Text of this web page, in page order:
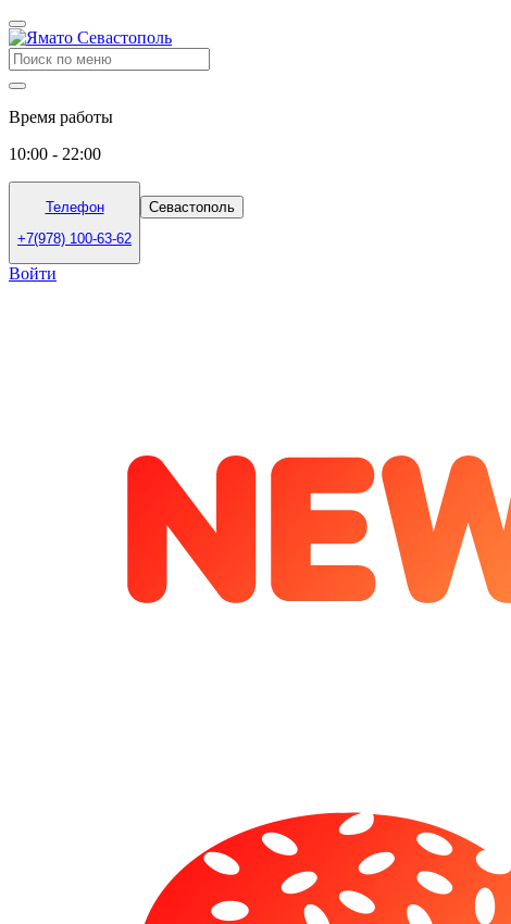
Время работы
10:00 - 22:00
Телефон
+7(978) 100-63-62
Севастополь
Войти